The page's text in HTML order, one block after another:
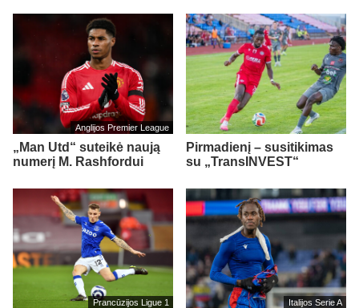
Anglijos Premier League
„Man Utd“ suteikė naują
numerį M. Rashfordui
Pirmadienį – susitikimas
su „TransINVEST“
Prancūzijos Ligue 1 Italijos Serie A